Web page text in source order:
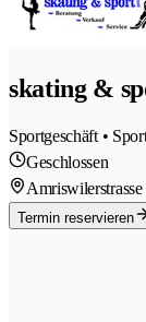
skating &
Sportgeschäft •
Geschlossen
Amriswilerstrasse
Termin reservieren